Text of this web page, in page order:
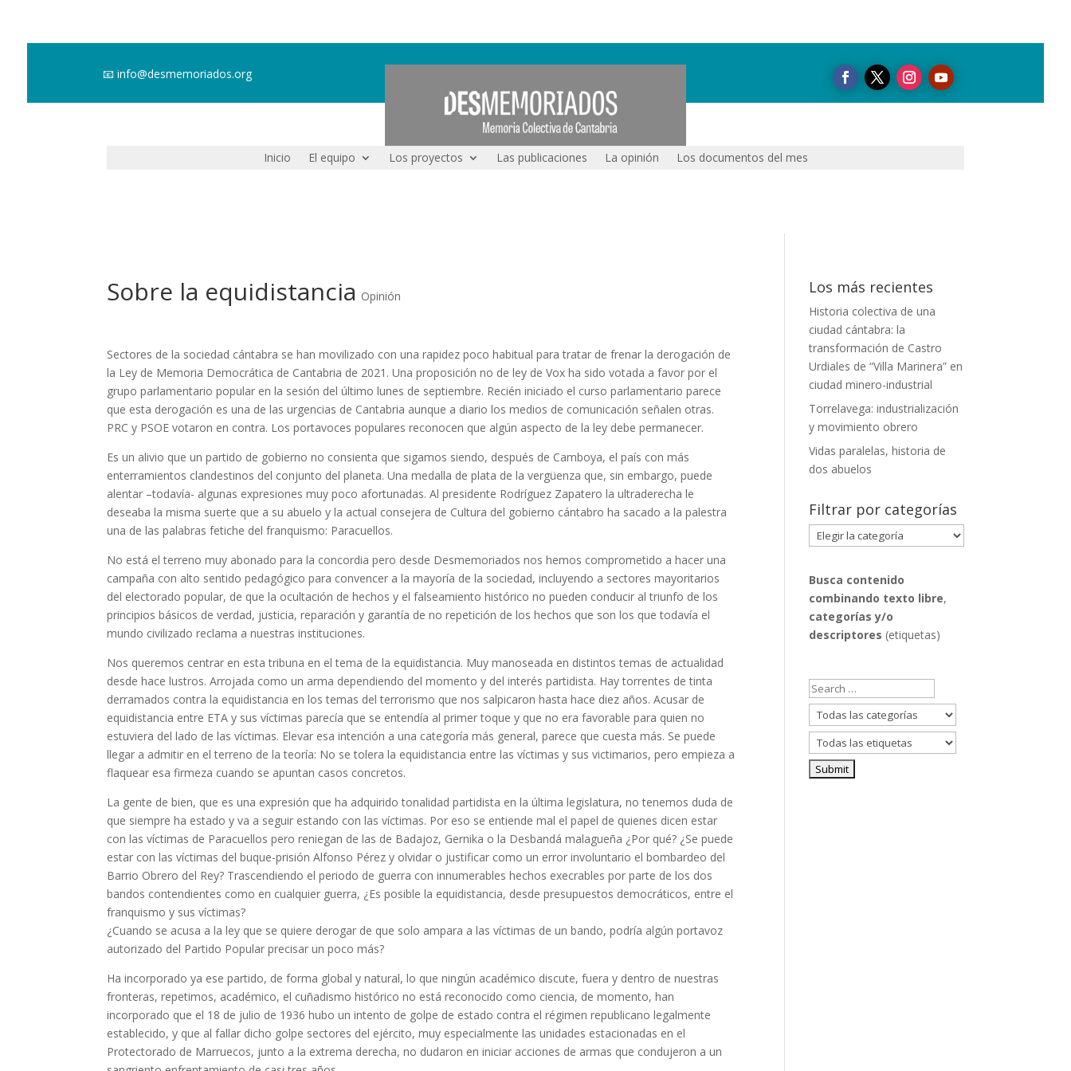
📧info@desmemoriados.org
Inicio El equipo Los proyectos Las publicaciones La opinión Los documentos del mes
Sobre la equidistancia Opinión
Sectores de la sociedad cántabra se han movilizado con una rapidez poco habitual para tratar de frenar la derogación de
la Ley de Memoria Democrática de Cantabria de 2021. Una proposición no de ley de Vox ha sido votada a favor por el
grupo parlamentario popular en la sesión del último lunes de septiembre. Recién iniciado el curso parlamentario parece
que esta derogación es una de las urgencias de Cantabria aunque a diario los medios de comunicación señalen otras.
PRC y PSOE votaron en contra. Los portavoces populares reconocen que algún aspecto de la ley debe permanecer.
Es un alivio que un partido de gobierno no consienta que sigamos siendo, después de Camboya, el país con más
enterramientos clandestinos del conjunto del planeta. Una medalla de plata de la vergüenza que, sin embargo, puede
alentar –todavía- algunas expresiones muy poco afortunadas. Al presidente Rodríguez Zapatero la ultraderecha le
deseaba la misma suerte que a su abuelo y la actual consejera de Cultura del gobierno cántabro ha sacado a la palestra
una de las palabras fetiche del franquismo: Paracuellos.
No está el terreno muy abonado para la concordia pero desde Desmemoriados nos hemos comprometido a hacer una
campaña con alto sentido pedagógico para convencer a la mayoría de la sociedad, incluyendo a sectores mayoritarios
del electorado popular, de que la ocultación de hechos y el falseamiento histórico no pueden conducir al triunfo de los
principios básicos de verdad, justicia, reparación y garantía de no repetición de los hechos que son los que todavía el
mundo civilizado reclama a nuestras instituciones.
Nos queremos centrar en esta tribuna en el tema de la equidistancia. Muy manoseada en distintos temas de actualidad
desde hace lustros. Arrojada como un arma dependiendo del momento y del interés partidista. Hay torrentes de tinta
derramados contra la equidistancia en los temas del terrorismo que nos salpicaron hasta hace diez años. Acusar de
equidistancia entre ETA y sus víctimas parecía que se entendía al primer toque y que no era favorable para quien no
estuviera del lado de las víctimas. Elevar esa intención a una categoría más general, parece que cuesta más. Se puede
llegar a admitir en el terreno de la teoría: No se tolera la equidistancia entre las víctimas y sus victimarios, pero empieza a
flaquear esa firmeza cuando se apuntan casos concretos.
La gente de bien, que es una expresión que ha adquirido tonalidad partidista en la última legislatura, no tenemos duda de
que siempre ha estado y va a seguir estando con las víctimas. Por eso se entiende mal el papel de quienes dicen estar
con las víctimas de Paracuellos pero reniegan de las de Badajoz, Gernika o la Desbandá malagueña ¿Por qué? ¿Se puede
estar con las víctimas del buque-prisión Alfonso Pérez y olvidar o justificar como un error involuntario el bombardeo del
Barrio Obrero del Rey? Trascendiendo el periodo de guerra con innumerables hechos execrables por parte de los dos
bandos contendientes como en cualquier guerra, ¿Es posible la equidistancia, desde presupuestos democráticos, entre el
franquismo y sus víctimas?
¿Cuando se acusa a la ley que se quiere derogar de que solo ampara a las víctimas de un bando, podría algún portavoz
autorizado del Partido Popular precisar un poco más?
Ha incorporado ya ese partido, de forma global y natural, lo que ningún académico discute, fuera y dentro de nuestras
fronteras, repetimos, académico, el cuñadismo histórico no está reconocido como ciencia, de momento, han
incorporado que el 18 de julio de 1936 hubo un intento de golpe de estado contra el régimen republicano legalmente
establecido, y que al fallar dicho golpe sectores del ejército, muy especialmente las unidades estacionadas en el
Protectorado de Marruecos, junto a la extrema derecha, no dudaron en iniciar acciones de armas que condujeron a un
Los más recientes
Historia colectiva de una
ciudad cántabra: la
transformación de Castro
Urdiales de “Villa Marinera” en
ciudad minero-industrial
Torrelavega: industrialización
y movimiento obrero
Vidas paralelas, historia de
dos abuelos
Filtrar por categorías
Filtrar
por
Busca contenido
combinando texto libre,
categorías y/o
descriptores (etiquetas)